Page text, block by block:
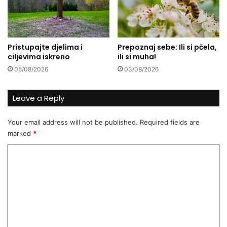
r
a
l
j
m
u
d
a
?
n
o
v
a
r
a
d
m
e
s
t
Pristupajte djelima i
ciljevima iskreno
05/08/2026
Prepoznaj sebe: Ili si pčela,
ili si muha!
03/08/2026
Leave a Reply
Your email address will not be published. Required fields are
marked *